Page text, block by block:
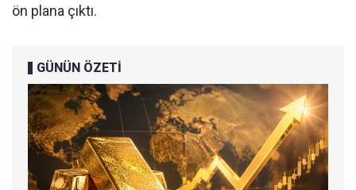
ön plana çıktı.
GÜNÜN ÖZETİ